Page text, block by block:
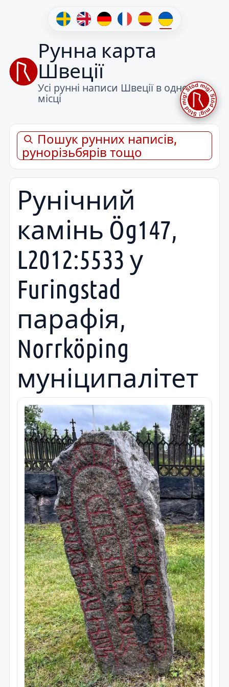
Рунна карта
Швеції
Усі рунні написи Швеції в одному
місці
Пошук рунних написів,
рунорізьбярів тощо
Рунічний
камінь Ög147,
L2012:5533 у
Furingstad
парафія,
Norrköping
муніципалітет